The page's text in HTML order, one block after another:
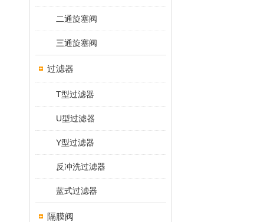
二通旋塞阀
三通旋塞阀
过滤器
T型过滤器
U型过滤器
Y型过滤器
反冲洗过滤器
蓝式过滤器
隔膜阀